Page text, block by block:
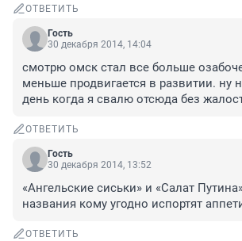
ОТВЕТИТЬ
Гость
30 декабря 2014, 14:04
смотрю омск стал все больше
меньше продвигается в развитии. ну
день когда я свалю отсюда без
ОТВЕТИТЬ
Гость
30 декабря 2014, 13:52
«Ангельские сиськи» и «Салат
названия кому угодно испортят
ОТВЕТИТЬ